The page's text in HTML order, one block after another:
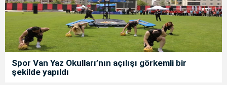
Spor Van Yaz Okulları’nın açılışı görkemli bir
şekilde yapıldı